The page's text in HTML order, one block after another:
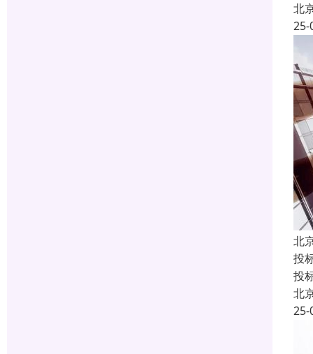
北
25-
北
投
投
北
25-